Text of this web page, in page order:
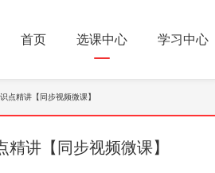
首页 选课中心 学习中心
点精讲【同步视频微课】
讲【同步视频微课】